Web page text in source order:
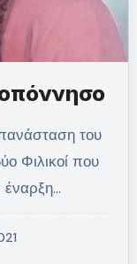
Φιλικοί που
έναρξη…